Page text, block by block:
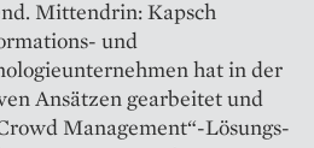
Mittendrin: Kapsch
und
hat in der
Ansätzen gearbeitet und
Management“-Lösungs­